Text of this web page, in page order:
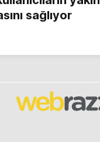
sağlıyor